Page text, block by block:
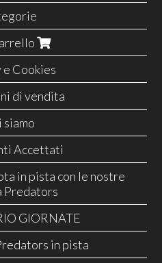
e Cookies
di vendita
siamo
Accettati
in pista con le nostre
Predators
GIORNATE
in pista